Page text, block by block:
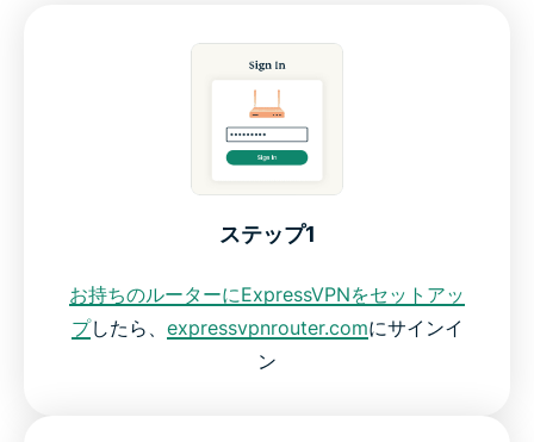
ステップ1
お持ちのルーターにExpressVPNをセットアッ
プしたら、 expressvpnrouter.comにサインイ
ン